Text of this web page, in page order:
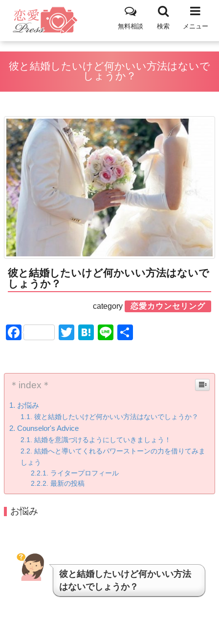
メニュー
検索
無料相談
彼と結婚したいけど何かいい方法はないで
しょうか？
彼と結婚したいけど何かいい方法はないで
しょうか？
category 恋愛カウンセリング
FacebookTwitter
Hatena
Line
＊index＊
お悩み
彼と結婚したいけど何かいい方法はないでしょうか？
Counselor's Advice
結婚を意識づけるようにしていきましょう！
結婚へと導いてくれるパワーストーンの力を借りてみま
しょう
ライタープロフィール
最新の投稿
お悩み
彼と結婚したいけど何かいい方法
はないでしょうか？